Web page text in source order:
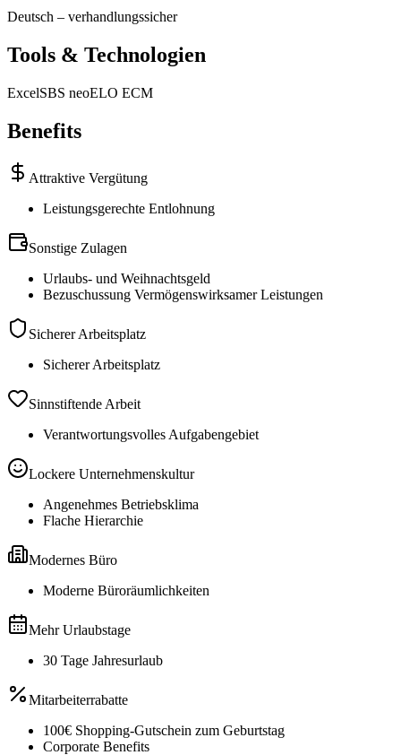
Deutsch – verhandlungssicher
Tools & Technologien
ExcelSBS neoELO ECM
Benefits
Attraktive Vergütung
Leistungsgerechte Entlohnung
Sonstige Zulagen
Urlaubs- und Weihnachtsgeld
Bezuschussung Vermögenswirksamer Leistungen
Sicherer Arbeitsplatz
Sicherer Arbeitsplatz
Sinnstiftende Arbeit
Verantwortungsvolles Aufgabengebiet
Lockere Unternehmenskultur
Angenehmes Betriebsklima
Flache Hierarchie
Modernes Büro
Moderne Büroräumlichkeiten
Mehr Urlaubstage
30 Tage Jahresurlaub
Mitarbeiterrabatte
100€ Shopping-Gutschein zum Geburtstag
Corporate Benefits